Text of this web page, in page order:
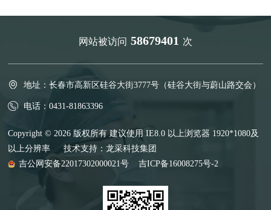
网站被访问 58679401 次
地址：长春市高新区硅谷大街3777号（硅谷大街与蔚山路交会）
电话：0431-81863396
Copyright © 2026 版权所有 建议使用 IE8.0 以上浏览器 1920*1080及
以上分辨率 技术支持：龙采科技集团
吉公网安备22017302000021号
吉ICP备16008275号-2